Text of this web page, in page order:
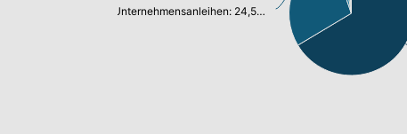
Unternehmensanleihen: 24,58%